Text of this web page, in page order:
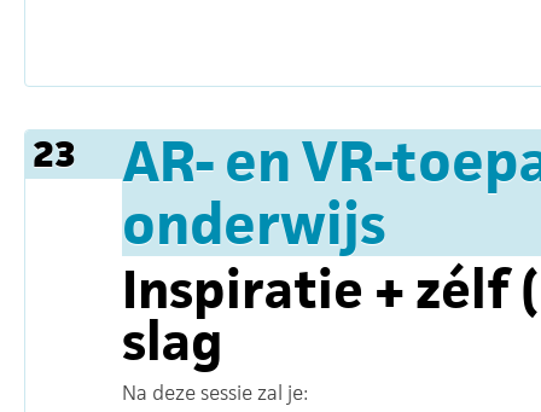
23
AR- en VR-
onderwijs
Inspiratie + zélf
slag
Na deze sessie zal je: